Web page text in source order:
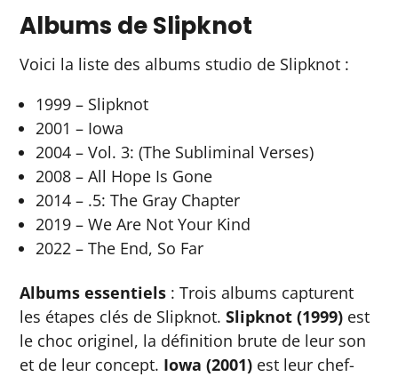
Albums de Slipknot
Voici la liste des albums studio de Slipknot :
1999 – Slipknot
2001 – Iowa
2004 – Vol. 3: (The Subliminal Verses)
2008 – All Hope Is Gone
2014 – .5: The Gray Chapter
2019 – We Are Not Your Kind
2022 – The End, So Far
Albums essentiels : Trois albums capturent
les étapes clés de Slipknot.Slipknot (1999) est
le choc originel, la définition brute de leur son
et de leur concept. Iowa (2001) est leur chef-